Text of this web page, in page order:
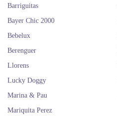
Barriguitas
Bayer Chic 2000
Bebelux
Berenguer
Llorens
Lucky Doggy
Marina & Pau
Mariquita Perez